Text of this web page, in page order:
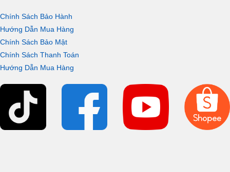
Chính Sách Bảo Hành
Hướng Dẫn Mua Hàng
Chính Sách Bảo Mật
Chính Sách Thanh Toán
Hướng Dẫn Mua Hàng